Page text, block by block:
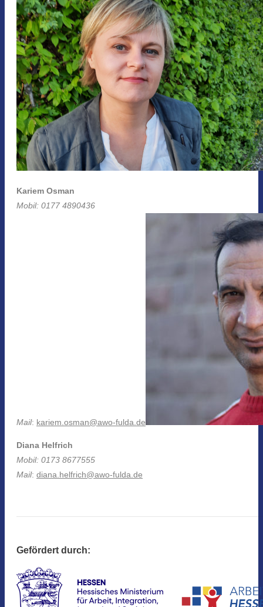
Kariem Osman
Mobil: 0177 4890436
Mail: kariem.osman@awo-fulda.de
Diana Helfrich
Mobil: 0173 8677555
Mail: diana.helfrich@awo-fulda.de
Gefördert durch: